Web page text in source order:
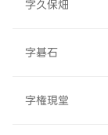
字久保畑
字碁石
字権現堂